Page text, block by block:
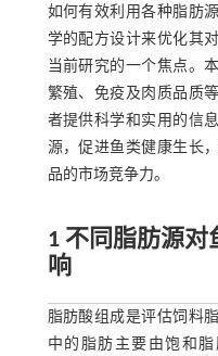
如何有效利用各种脂肪
学的配方设计来优化其
当前研究的一个焦点。
繁殖、免疫及肉质品质
者提供科学和实用的信
源，促进鱼类健康生长
品的市场竞争力。
1 不同脂肪源
响
脂肪酸组成是评估饲料
中的脂肪主要由饱和脂